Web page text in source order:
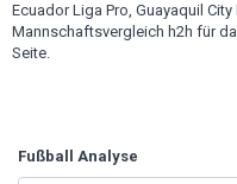
Ecuador Liga Pro, Guayaquil
Mannschaftsvergleich h2h für
Seite.
Fußball Analyse